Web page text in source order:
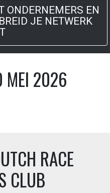
ONDERNEMERS EN
JE NETWERK
MEI 2026
RACE
CLUB